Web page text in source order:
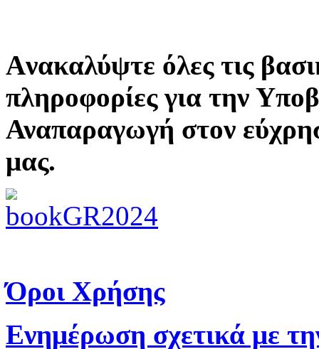
Aνακαλύψτε όλες τις
πληροφορίες για την
Αναπαραγωγή στον
μας.
Όροι Χρήσης
Ενημέρωση σχετικά με